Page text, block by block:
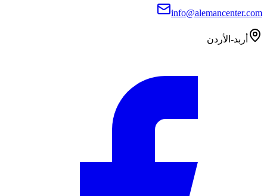
info@alemancenter.com
أربد-الأردن